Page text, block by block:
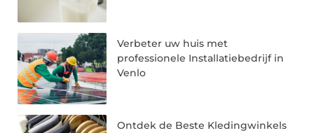
Verbeter uw huis met
professionele Installatiebedrijf in
Venlo
Ontdek de Beste Kledingwinkels